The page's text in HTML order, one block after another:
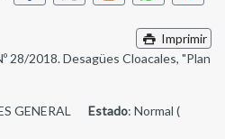
Imprimir
28/2018. Desagües Cloacales, "Plan
GENERAL Estado: Normal (